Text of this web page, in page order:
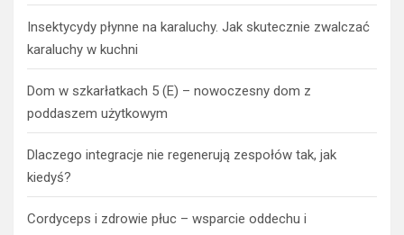
Insektycydy płynne na karaluchy. Jak skutecznie zwalczać
karaluchy w kuchni
Dom w szkarłatkach 5 (E) – nowoczesny dom z
poddaszem użytkowym
Dlaczego integracje nie regenerują zespołów tak, jak
kiedyś?
Cordyceps i zdrowie płuc – wsparcie oddechu i